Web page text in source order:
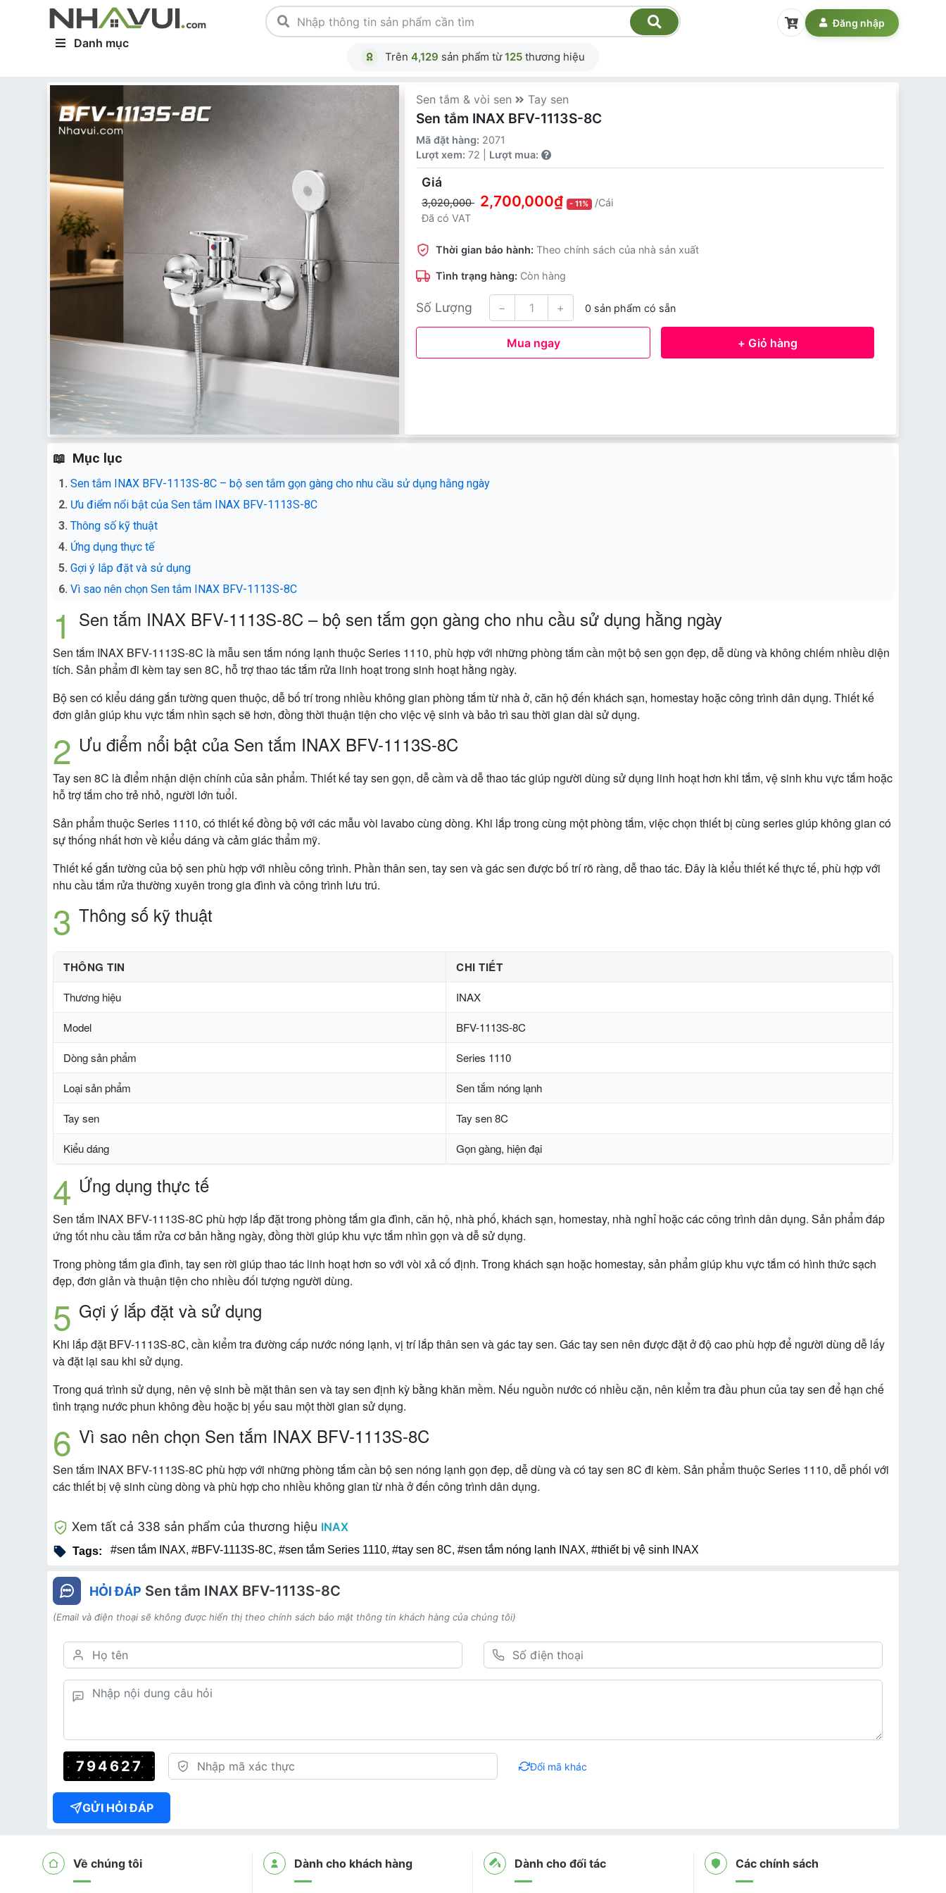
Danh mục
Trên 4,129 sản phẩm từ125 thương hiệu
Đăng nhập
Sen tắm & vòi sen Tay sen
Sen tắm INAX BFV-1113S-8C
Mã đặt hàng: 2071
Lượt xem: 72 | Lượt mua:
Giá
3,020,000 2,700,000₫ - 11%
/Cái
Đã có VAT
Thời gian bảo hành:Theo chính sách của nhà sản xuất
Tình trạng hàng: Còn hàng
Số Lượng − + 0 sản phẩm có sẵn
Mua ngay + Giỏ hàng
Mục lục
Sen tắm INAX BFV-1113S-8C – bộ sen tắm gọn gàng cho nhu cầu sử dụng hằng ngày
Ưu điểm nổi bật của Sen tắm INAX BFV-1113S-8C
Thông số kỹ thuật
Ứng dụng thực tế
Gợi ý lắp đặt và sử dụng
Vì sao nên chọn Sen tắm INAX BFV-1113S-8C
Sen tắm INAX BFV-1113S-8C – bộ sen tắm gọn gàng cho nhu cầu sử dụng hằng ngày
Sen tắm INAX BFV-1113S-8C là mẫu sen tắm nóng lạnh thuộc Series 1110, phù hợp với những phòng tắm cần một bộ sen gọn đẹp, dễ dùng và không chiếm nhiều diện
tích. Sản phẩm đi kèm tay sen 8C, hỗ trợ thao tác tắm rửa linh hoạt trong sinh hoạt hằng ngày.
Bộ sen có kiểu dáng gắn tường quen thuộc, dễ bố trí trong nhiều không gian phòng tắm từ nhà ở, căn hộ đến khách sạn, homestay hoặc công trình dân dụng. Thiết kế
đơn giản giúp khu vực tắm nhìn sạch sẽ hơn, đồng thời thuận tiện cho việc vệ sinh và bảo trì sau thời gian dài sử dụng.
Ưu điểm nổi bật của Sen tắm INAX BFV-1113S-8C
Tay sen 8C là điểm nhận diện chính của sản phẩm. Thiết kế tay sen gọn, dễ cầm và dễ thao tác giúp người dùng sử dụng linh hoạt hơn khi tắm, vệ sinh khu vực tắm hoặc
hỗ trợ tắm cho trẻ nhỏ, người lớn tuổi.
Sản phẩm thuộc Series 1110, có thiết kế đồng bộ với các mẫu vòi lavabo cùng dòng. Khi lắp trong cùng một phòng tắm, việc chọn thiết bị cùng series giúp không gian có
sự thống nhất hơn về kiểu dáng và cảm giác thẩm mỹ.
Thiết kế gắn tường của bộ sen phù hợp với nhiều công trình. Phần thân sen, tay sen và gác sen được bố trí rõ ràng, dễ thao tác. Đây là kiểu thiết kế thực tế, phù hợp với
nhu cầu tắm rửa thường xuyên trong gia đình và công trình lưu trú.
Thông số kỹ thuật
THÔNG TIN CHI TIẾT
Thương hiệu INAX
Model BFV-1113S-8C
Dòng sản phẩm Series 1110
Loại sản phẩm Sen tắm nóng lạnh
Tay sen Tay sen 8C
Kiểu dáng Gọn gàng, hiện đại
Ứng dụng thực tế
Sen tắm INAX BFV-1113S-8C phù hợp lắp đặt trong phòng tắm gia đình, căn hộ, nhà phố, khách sạn, homestay, nhà nghỉ hoặc các công trình dân dụng. Sản phẩm đáp
ứng tốt nhu cầu tắm rửa cơ bản hằng ngày, đồng thời giúp khu vực tắm nhìn gọn và dễ sử dụng.
Trong phòng tắm gia đình, tay sen rời giúp thao tác linh hoạt hơn so với vòi xả cố định. Trong khách sạn hoặc homestay, sản phẩm giúp khu vực tắm có hình thức sạch
đẹp, đơn giản và thuận tiện cho nhiều đối tượng người dùng.
Gợi ý lắp đặt và sử dụng
Khi lắp đặt BFV-1113S-8C, cần kiểm tra đường cấp nước nóng lạnh, vị trí lắp thân sen và gác tay sen. Gác tay sen nên được đặt ở độ cao phù hợp để người dùng dễ lấy
và đặt lại sau khi sử dụng.
Trong quá trình sử dụng, nên vệ sinh bề mặt thân sen và tay sen định kỳ bằng khăn mềm. Nếu nguồn nước có nhiều cặn, nên kiểm tra đầu phun của tay sen để hạn chế
tình trạng nước phun không đều hoặc bị yếu sau một thời gian sử dụng.
Vì sao nên chọn Sen tắm INAX BFV-1113S-8C
Sen tắm INAX BFV-1113S-8C phù hợp với những phòng tắm cần bộ sen nóng lạnh gọn đẹp, dễ dùng và có tay sen 8C đi kèm. Sản phẩm thuộc Series 1110, dễ phối với
các thiết bị vệ sinh cùng dòng và phù hợp cho nhiều không gian từ nhà ở đến công trình dân dụng.
Xem tất cả 338 sản phẩm của thương hiệu INAX
Tags: #sen tắm INAX, #BFV-1113S-8C, #sen tắm Series 1110, #tay sen 8C, #sen tắm nóng lạnh INAX, #thiết bị vệ sinh INAX
HỎI ĐÁP Sen tắm INAX BFV-1113S-8C
(Email và điện thoại sẽ không được hiển thị theo chính sách bảo mật thông tin khách hàng của chúng tôi)
794627 Đổi mã khác
GỬI HỎI ĐÁP
Về chúng tôi Dành cho khách hàng Dành cho đối tác Các chính sách